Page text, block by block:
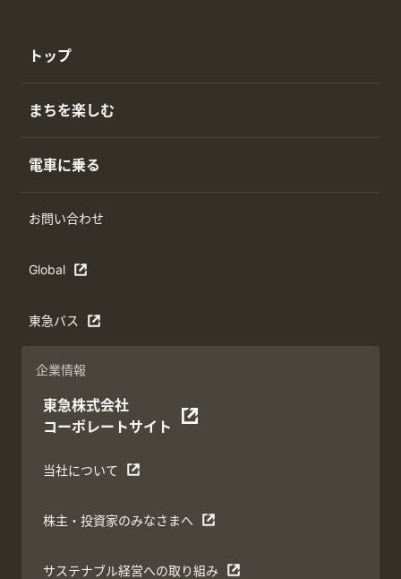
トップ
まちを楽しむ
電車に乗る
お問い合わせ
Global
東急バス
企業情報
東急株式会社
コーポレートサイト
当社について
株主・投資家のみなさまへ
サステナブル経営への取り組み